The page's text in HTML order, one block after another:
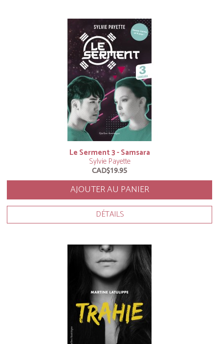
Le Serment 3 - Samsara
Sylvie Payette
CAD$19.95
AJOUTER AU PANIER
DÉTAILS